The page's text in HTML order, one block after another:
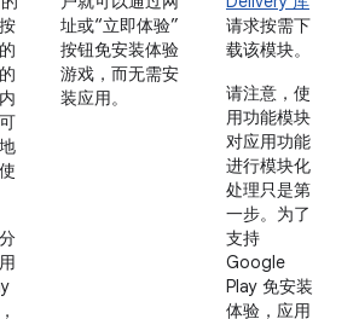
址或“立即体验”
按钮免安装体验
游戏，而无需安
装应用。
请求按需下
载该模块。
请注意，使
用功能模块
对应用功能
进行模块化
处理只是第
一步。为了
支持
Google
Play 免安装
体验，应用